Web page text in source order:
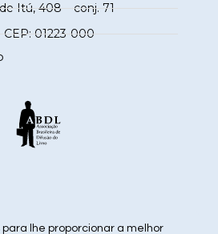
Itú, 408 – conj. 71
CEP: 01223-000
redes sociais
lhe proporcionar a melhor